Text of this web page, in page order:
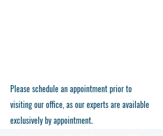
Please schedule an appointment prior to
visiting our office, as our experts are available
exclusively by appointment.